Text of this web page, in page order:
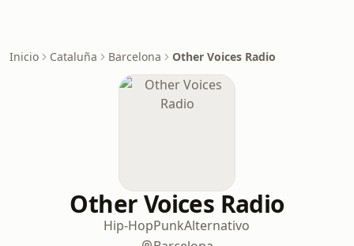
Inicio Cataluña Barcelona Other Voices Radio
Other Voices Radio
Hip-HopPunkAlternativo